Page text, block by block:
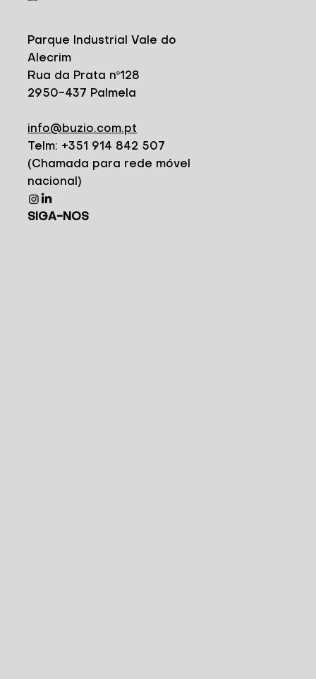
Parque Industrial Vale do
Alecrim
Rua da Prata nº128
2950-437 Palmela
info@buzio.com.pt
Telm: +351 914 842 507
(Chamada para rede móvel
nacional)
SIGA-NOS